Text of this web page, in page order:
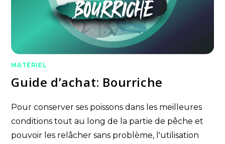
MATÉRIEL
Guide d’achat: Bourriche
Pour conserver ses poissons dans les meilleures
conditions tout au long de la partie de pêche et
pouvoir les relâcher sans problème, l'utilisation